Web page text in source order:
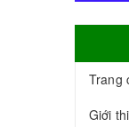
Trang
Giới